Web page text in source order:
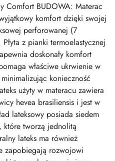
Comfort BUDOWA: Materac
komfort dzięki swojej
perforowanej (7
z pianki termoelastycznej
doskonały komfort
właściwe ukrwienie w
konieczność
użyty w materacu zawiera
hevea brasiliensis i jest w
lateksowy posiada siedem
które tworzą jednolitą
lateks ma również
zapobiegają rozwojowi